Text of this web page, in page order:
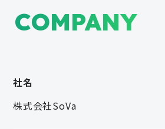
COMPANY
社名
株式会社SoVa